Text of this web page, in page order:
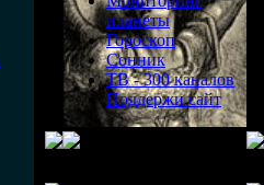
планеты
Гороскоп
Сонник
ТВ - 300 каналов
Поддержи сайт